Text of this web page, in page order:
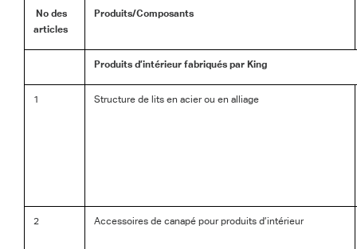
No des
articles
Produits/Composants
Produits d’intérieur fabriqués par King
1 Structure de lits en acier ou en alliage
2 Accessoires de canapé pour produits d’intérieur